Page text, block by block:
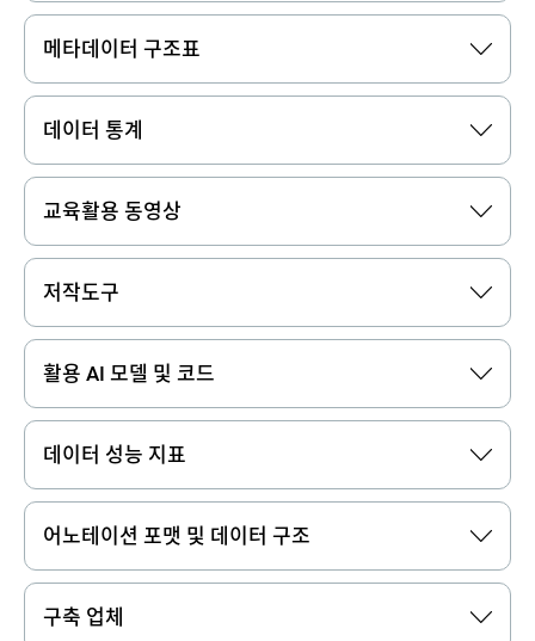
메타데이터 구조표
데이터 통계
교육활용 동영상
저작도구
활용 AI 모델 및 코드
데이터 성능 지표
어노테이션 포맷 및 데이터 구조
구축 업체